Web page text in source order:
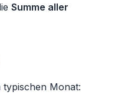
Summe aller
typischen Monat: